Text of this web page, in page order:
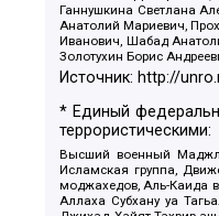
Ганнушкина Светлана
Анатолий Мариевич,
Иванович, Шабад
Золотухин Борис
Источник: http://
* Единый
террористическими:
Высший военный
Исламская группа,
моджахедов, Аль-Каида
Аллаха Субхану уа